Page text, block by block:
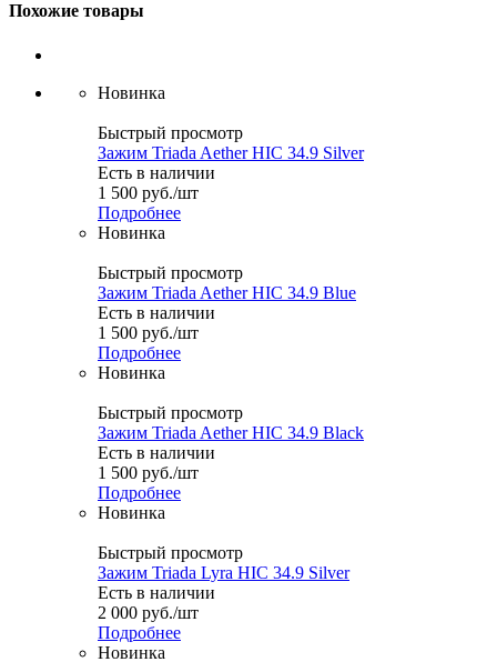
Похожие товары
Новинка
Быстрый просмотр
Зажим Triada Aether HIC 34.9 Silver
Есть в наличии
1 500 руб./шт
Подробнее
Новинка
Быстрый просмотр
Зажим Triada Aether HIC 34.9 Blue
Есть в наличии
1 500 руб./шт
Подробнее
Новинка
Быстрый просмотр
Зажим Triada Aether HIC 34.9 Black
Есть в наличии
1 500 руб./шт
Подробнее
Новинка
Быстрый просмотр
Зажим Triada Lyra HIC 34.9 Silver
Есть в наличии
2 000 руб./шт
Подробнее
Новинка